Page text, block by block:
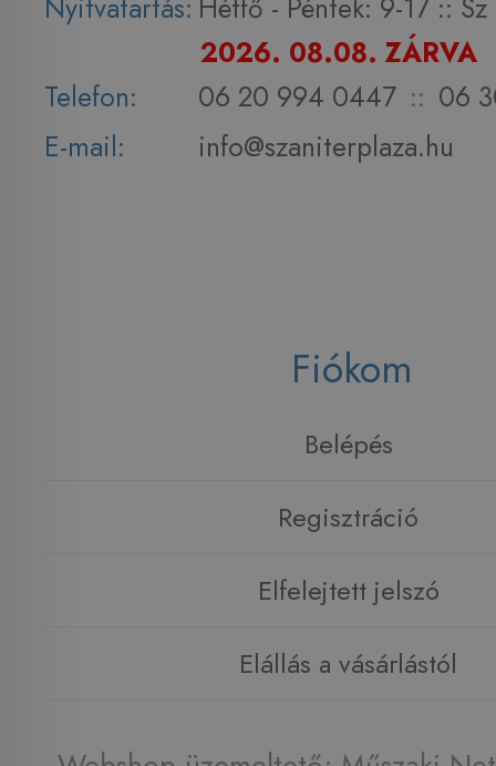
Nyitvatartás: Hétfő - Péntek: 9-17 :: Sz
2026. 08.08. ZÁRVA
Telefon:
06 20 994 0447 :: 06
E-mail:
info@szaniterplaza.hu
Fiókom
Belépés
Regisztráció
Elfelejtett jelszó
Elállás a vásárlástól